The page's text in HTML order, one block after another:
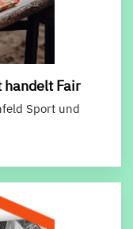
Fair
Sport und